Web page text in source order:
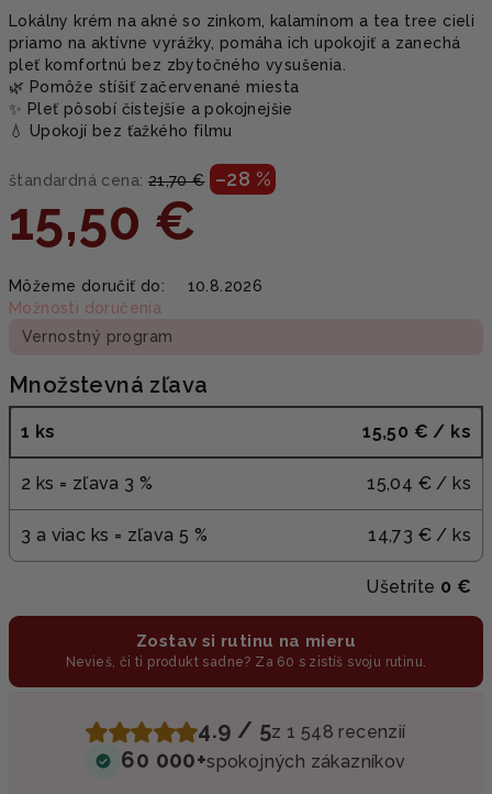
Lokálny krém na akné so zinkom, kalamínom a tea tree cieli
priamo na aktívne vyrážky, pomáha ich upokojiť a zanechá
pleť komfortnú bez zbytočného vysušenia.
🌿 Pomôže stíšiť začervenané miesta
✨ Pleť pôsobí čistejšie a pokojnejšie
💧 Upokojí bez ťažkého filmu
štandardná cena: 21,70 € –28 %
15,50 €
cena:
Môžeme doručiť do:
10.8.2026
Možnosti doručenia
Vernostný program
Množstevná zľava
1 ks 15,50 € / ks
2 ks = zľava 3 % 15,04 € / ks
3 a viac ks = zľava 5 % 14,73 € / ks
Ušetríte 0 €
Zostav si rutinu na mieru
Nevieš, či ti produkt sadne? Za 60 s zistíš svoju rutinu.
4.9 / 5z 1 548 recenzií
60 000+spokojných zákazníkov